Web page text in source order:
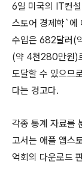
6일 미국의 IT컨
스토어 경제학`에
수입은 682달러(
(약 4천280만원)
도달할 수 있으므
다는 경고다.
각종 통계 자료를
고서는 애플 앱스
억회의 다운로드